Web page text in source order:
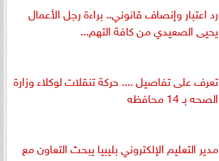
رد اعتبار وإنصاف قانوني.. براءة رجل الأعمال
يحيى الصعيدي من كافة التهم...
تعرف على تفاصيل .... حركة تنقلات لوكلاء وزارة
الصحه بـ 14 محافظه
مدير التعليم الإلكتروني بليبيا يبحث التعاون مع